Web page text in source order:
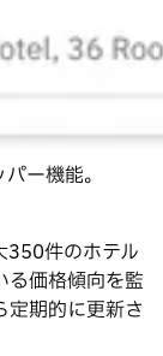
ー機能。
350件のホテル
る価格傾向を監
期的に更新さ